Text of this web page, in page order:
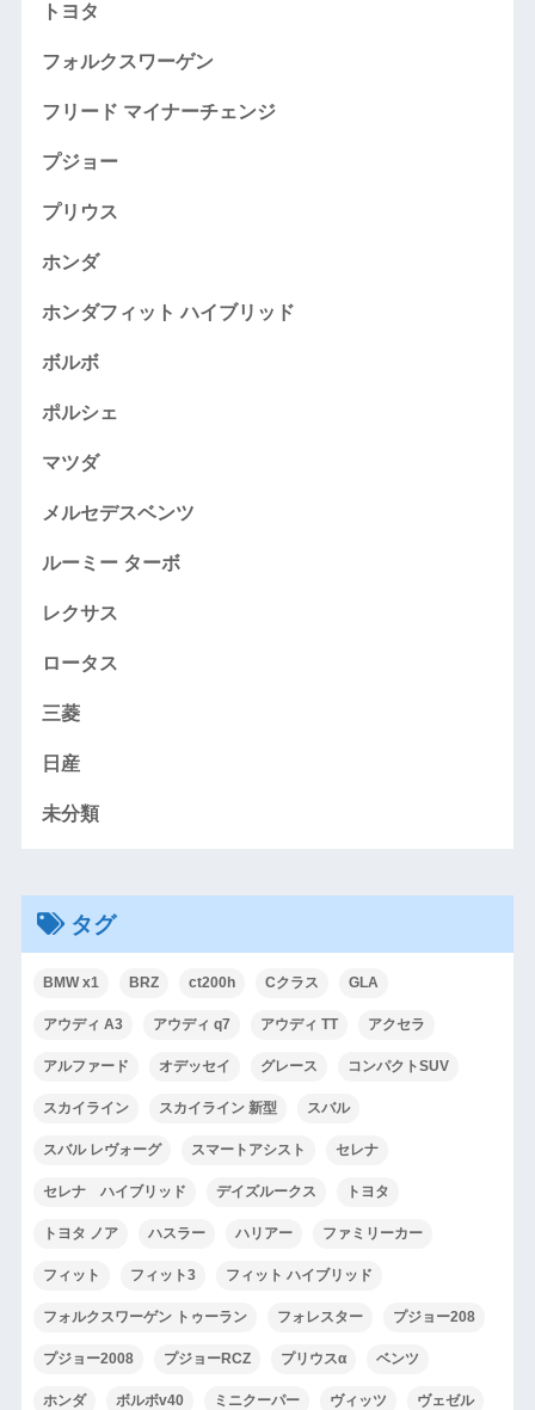
トヨタ
フォルクスワーゲン
フリード マイナーチェンジ
プジョー
プリウス
ホンダ
ホンダフィット ハイブリッド
ボルボ
ポルシェ
マツダ
メルセデスベンツ
ルーミー ターボ
レクサス
ロータス
三菱
日産
未分類
タグ
BMW x1 BRZ ct200h Cクラス GLA
アウディ A3 アウディ q7 アウディ TT アクセラ
アルファード オデッセイ グレース コンパクトSUV
スカイライン スカイライン 新型 スバル
スバル レヴォーグ スマートアシスト セレナ
セレナ ハイブリッド デイズルークス トヨタ
トヨタ ノア ハスラー ハリアー ファミリーカー
フィット フィット3 フィット ハイブリッド
フォルクスワーゲン トゥーラン フォレスター プジョー208
プジョー2008 プジョーRCZ プリウスα ベンツ
ホンダ ボルボv40 ミニクーパー ヴィッツ ヴェゼル